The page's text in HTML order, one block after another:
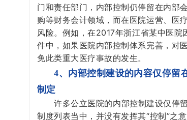
门和责任部门，内部控制仍停留在内部
购等财务会计领域，而在医院运营、医
风险。例如，在2017年浙江省某中医
件中，如果医院内部控制体系完善，对
免此类重大医疗事故的发生。
4、内部控制建设的内容仅停留
制定
许多公立医院的内部控制建设仅停
制度列表当中，并没有发挥其“控制”之